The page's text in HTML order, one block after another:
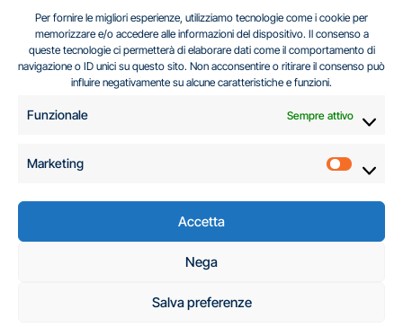
Per fornire le migliori esperienze, utilizziamo tecnologie come i cookie per
memorizzare e/o accedere alle informazioni del dispositivo. Il consenso a
queste tecnologie ci permetterà di elaborare dati come il comportamento di
navigazione o ID unici su questo sito. Non acconsentire o ritirare il consenso può
influire negativamente su alcune caratteristiche e funzioni.
Funzionale Sempre attivo
Marketing
Accetta
Nega
Salva preferenze
Centro Analisi e Studi Italus © Tutti i diritti riservati
C.A.S.I. – Centro
Analisi e Studi Italus